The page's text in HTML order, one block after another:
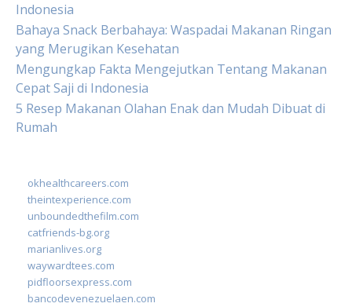
Indonesia
Bahaya Snack Berbahaya: Waspadai Makanan Ringan
yang Merugikan Kesehatan
Mengungkap Fakta Mengejutkan Tentang Makanan
Cepat Saji di Indonesia
5 Resep Makanan Olahan Enak dan Mudah Dibuat di
Rumah
okhealthcareers.com
theintexperience.com
unboundedthefilm.com
catfriends-bg.org
marianlives.org
waywardtees.com
pidfloorsexpress.com
bancodevenezuelaen.com